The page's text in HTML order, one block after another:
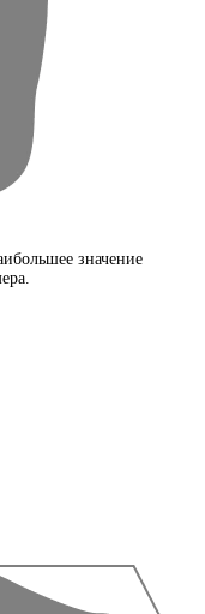
значение